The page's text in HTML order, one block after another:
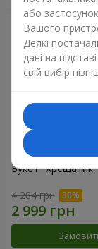
Букет "Хрещатик"
4 284 грн
або
Вашого
Деякі
дані на
свій вибір